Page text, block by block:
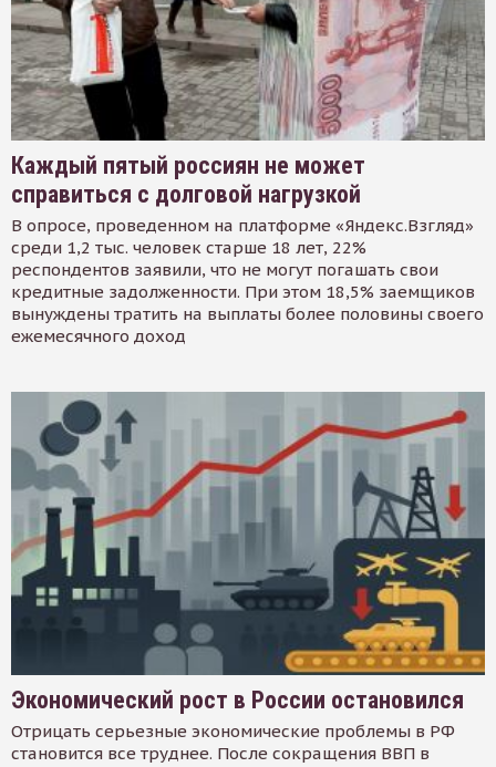
Каждый пятый россиян не может
справиться с долговой нагрузкой
В опросе, проведенном на платформе «Яндекс.Взгляд»
среди 1,2 тыс. человек старше 18 лет, 22%
респондентов заявили, что не могут погашать свои
кредитные задолженности. При этом 18,5% заемщиков
вынуждены тратить на выплаты более половины своего
ежемесячного доход
Экономический рост в России остановился
Отрицать серьезные экономические проблемы в РФ
становится все труднее. После сокращения ВВП в